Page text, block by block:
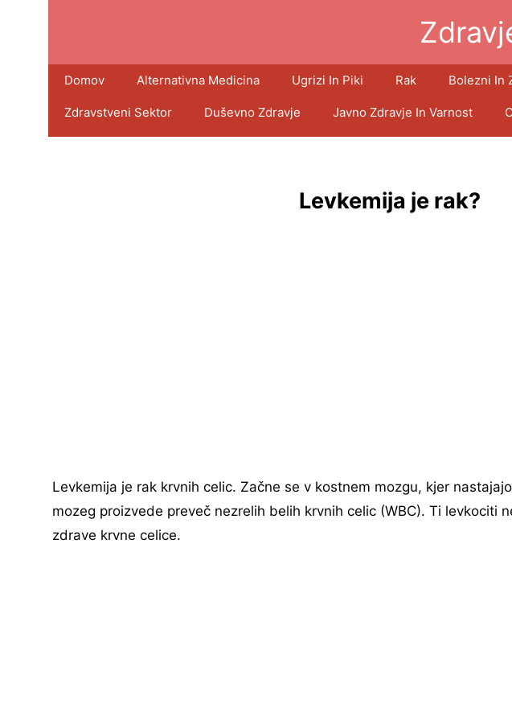
Domov Alternativna Medicina Ugrizi In Piki Rak Bolezni In
Zdravstveni Sektor Duševno Zdravje Javno Zdravje In Varnost
Levkemija je rak?
Levkemija je rak krvnih celic. Začne se v kostnem mozgu, kjer
mozeg proizvede preveč nezrelih belih krvnih celic (WBC). Ti levkociti
zdrave krvne celice.